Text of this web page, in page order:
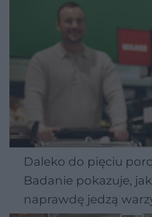
Daleko do pięciu
Badanie pokazuje,
naprawdę jedzą